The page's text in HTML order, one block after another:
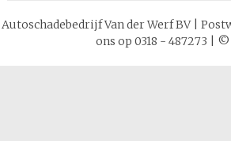
Autoschadebedrijf Van der Werf BV |
ons op 0318 - 487273 | ©